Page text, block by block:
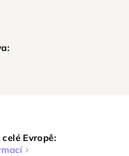
Evropě: